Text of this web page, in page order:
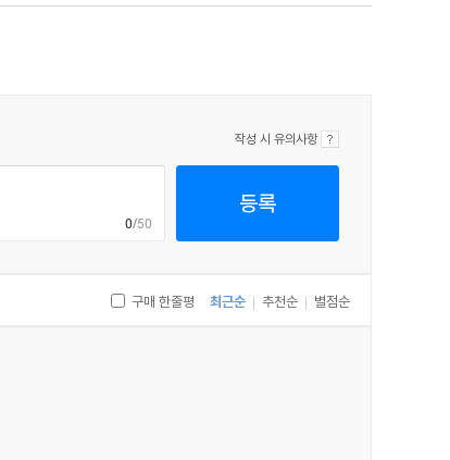
것처럼, 그곳에 서게 되면 테라스 주택의 뒤뜰을
딱딱한 자갈밭에서 구르고 또 굴러떨어졌습니다.
작성 시 유의사항
0/50
등록
구매 한줄평 최근순 추천순 별점순